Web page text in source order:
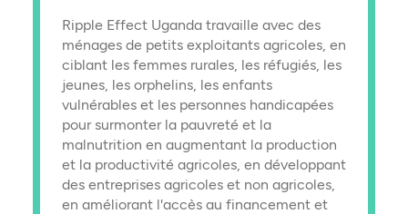
Ripple Effect Uganda travaille avec des
ménages de petits exploitants agricoles, en
ciblant les femmes rurales, les réfugiés, les
jeunes, les orphelins, les enfants
vulnérables et les personnes handicapées
pour surmonter la pauvreté et la
malnutrition en augmentant la production
et la productivité agricoles, en développant
des entreprises agricoles et non agricoles,
en améliorant l'accès au financement et